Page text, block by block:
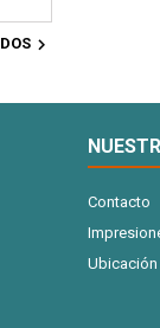

Contacto
Ubicación